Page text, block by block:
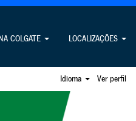
COLGATE LOCALIZAÇÕES
Idioma Ver perfil